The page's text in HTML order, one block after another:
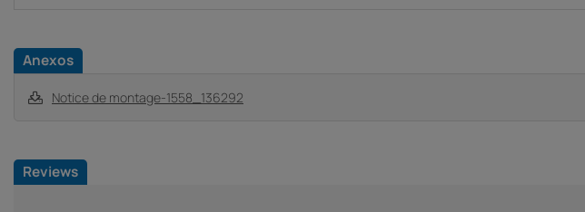
Anexos
Notice de montage-1558_136292
Reviews